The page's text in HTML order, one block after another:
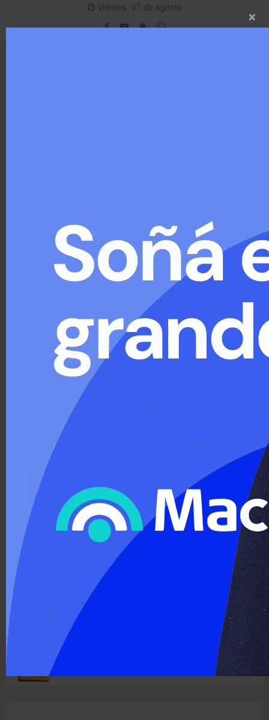
Viernes, 07 de agosto
ÚLTIMO MOMENTO :
de
Ley de Propiedad Privada en el Senado ¿qué cambia para los
alquileres y los desalojos?
El
›
×